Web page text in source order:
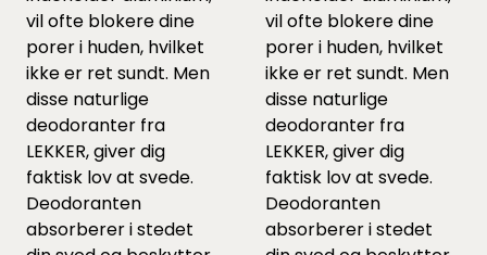
vil ofte blokere dine
porer i huden, hvilket
ikke er ret sundt. Men
disse naturlige
deodoranter fra
LEKKER, giver dig
faktisk lov at svede.
Deodoranten
absorberer i stedet
vil ofte blokere dine
porer i huden, hvilket
ikke er ret sundt. Men
disse naturlige
deodoranter fra
LEKKER, giver dig
faktisk lov at svede.
Deodoranten
absorberer i stedet